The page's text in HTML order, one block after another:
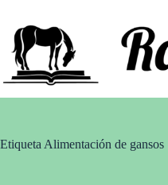
contenido
Etiqueta Alimentación de gansos